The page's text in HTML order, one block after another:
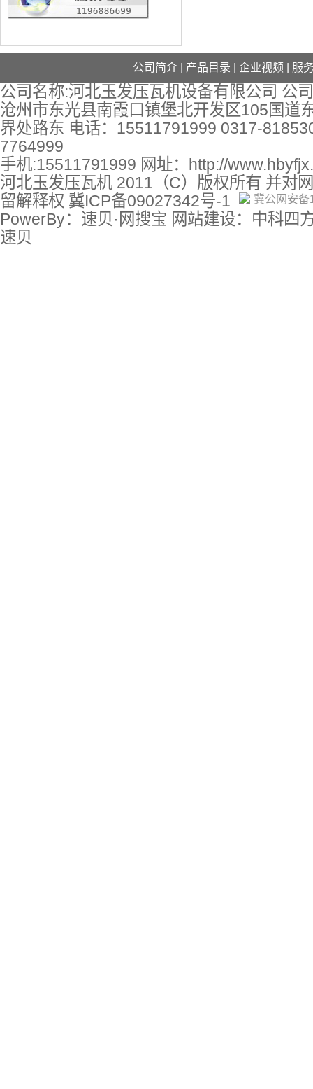
公司简介 产品目录 企业视频 服
公司名称:河北玉发压瓦机设备有限公司 公
沧州市东光县南霞口镇堡北开发区105国道
界处路东 电话：15511791999 0317-
7764999
手机:15511791999 网址： http://
河北玉发压瓦机 2011（C）版权所有 并对
留解释权 冀ICP备09027342号-1 冀公网安
PowerBy：速贝·网搜宝 网站建设：中科四
速贝